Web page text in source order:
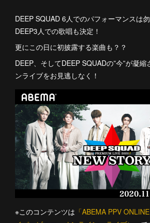
DEEP SQUAD 6人でのパフォーマンスは
DEEP3人での歌唱も決定！
更にこの日に初披露する楽曲も？？
DEEP、そしてDEEP SQUADの”今”が凝
ンライブをお見逃しなく！
※このコンテンツは 「ABEMA PPV